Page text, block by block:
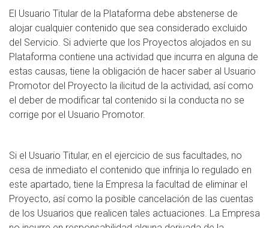
El Usuario Titular de la Plataforma debe abstenerse de
alojar cualquier contenido que sea considerado excluido
del Servicio. Si advierte que los Proyectos alojados en su
Plataforma contiene una actividad que incurra en alguna de
estas causas, tiene la obligación de hacer saber al Usuario
Promotor del Proyecto la ilicitud de la actividad, así como
el deber de modificar tal contenido si la conducta no se
corrige por el Usuario Promotor.
Si el Usuario Titular, en el ejercicio de sus facultades, no
cesa de inmediato el contenido que infrinja lo regulado en
este apartado, tiene la Empresa la facultad de eliminar el
Proyecto, así como la posible cancelación de las cuentas
de los Usuarios que realicen tales actuaciones. La Empresa